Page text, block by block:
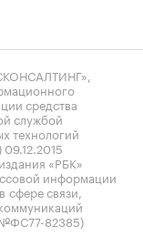
средства
службой
технологий
«РБК»
информации
связи,
№ФС77-82385)